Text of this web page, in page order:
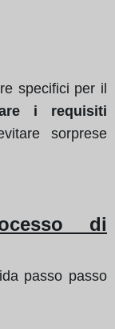
specifici per il
i requisiti
sorprese
di
passo passo